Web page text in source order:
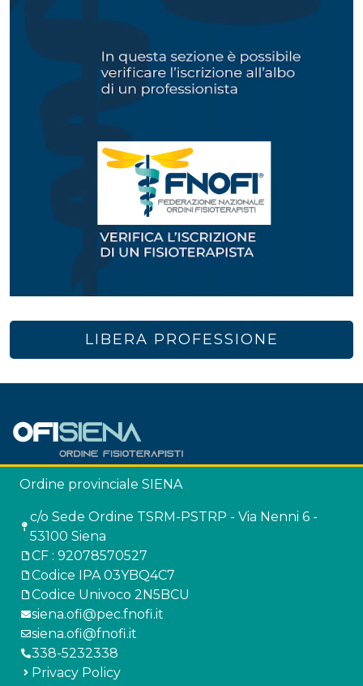
LIBERA PROFESSIONE
Ordine provinciale SIENA
c/o Sede Ordine TSRM-PSTRP - Via Nenni 6 -
53100 Siena
CF : 92078570527
Codice IPA 03YBQ4C7
Codice Univoco 2N5BCU
siena.ofi@pec.fnofi.it
siena.ofi@fnofi.it
338-5232338
Privacy Policy